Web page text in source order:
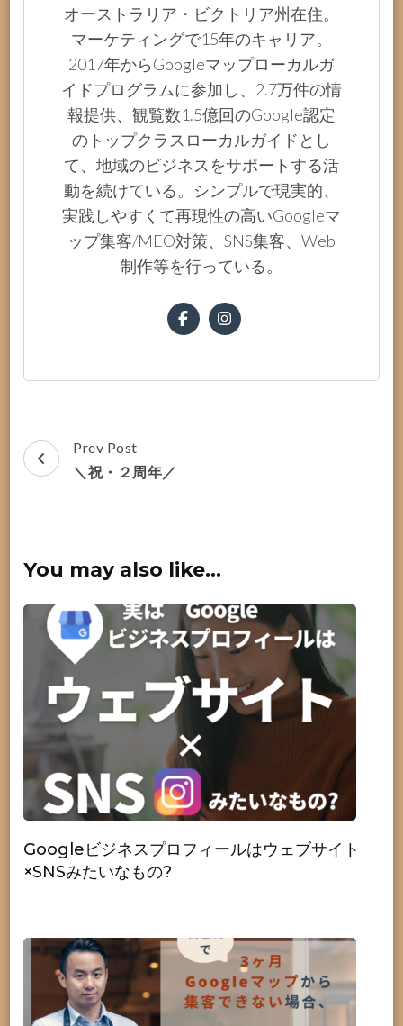
オーストラリア・ビクトリア州在住。
マーケティングで15年のキャリア。
2017年からGoogleマップローカルガ
イドプログラムに参加し、2.7万件の情
報提供、観覧数1.5億回のGoogle認定
のトップクラスローカルガイドとし
て、地域のビジネスをサポートする活
動を続けている。シンプルで現実的、
実践しやすくて再現性の高いGoogleマ
ップ集客/MEO対策、SNS集客、Web
制作等を行っている。
Post
Navigation
Prev Post
＼祝・２周年／
You may also like...
Googleビジネスプロフィールはウェブサイト
×SNSみたいなもの?